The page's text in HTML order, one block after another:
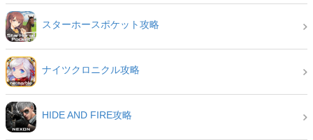
スターホースポケット攻略
ナイツクロニクル攻略
HIDE AND FIRE攻略